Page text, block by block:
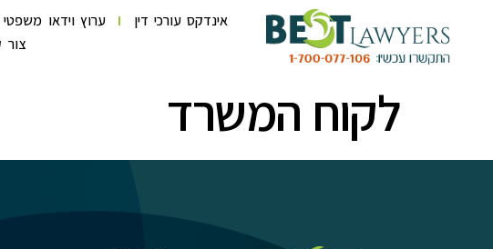
אינדקס עורכי דין ערוץ וידאו משפטי
לקוח המשרד